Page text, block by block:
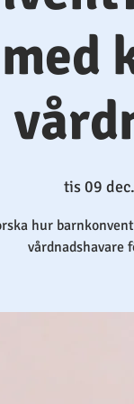
med
tis 09 dec.
hur
vårdnadshavare